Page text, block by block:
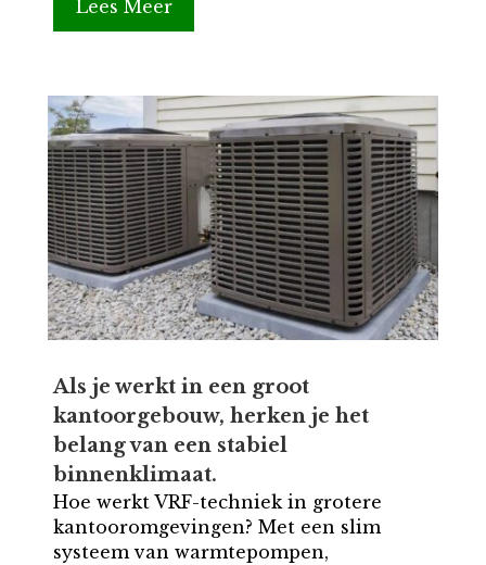
Lees Meer
Als je werkt in een groot
kantoorgebouw, herken je het
belang van een stabiel
binnenklimaat.
Hoe werkt VRF-techniek in grotere
kantooromgevingen? Met een slim
systeem van warmtepompen,